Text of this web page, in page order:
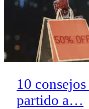
10
partido a…